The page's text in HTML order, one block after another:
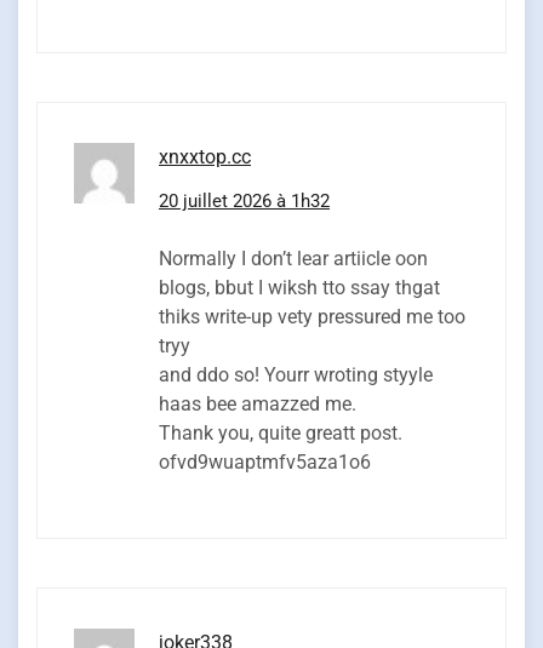
xnxxtop.cc
20 juillet 2026 à 1h32
Normally I don’t lear artiicle oon
blogs, bbut I wiksh tto ssay thgat
thiks write-up vety pressured me too
tryy
and ddo so! Yourr wroting styyle
haas bee amazzed me.
Thank you, quite greatt post.
ofvd9wuaptmfv5aza1o6
joker338